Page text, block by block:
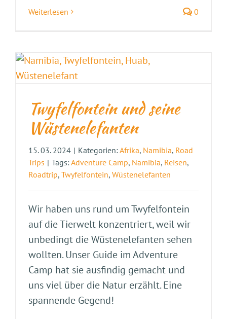
Weiterlesen 0
Twyfelfontein und seine
Wüstenelefanten
15. 03. 2024 | Kategorien:Afrika, Namibia, Road
Trips | Tags:Adventure Camp, Namibia, Reisen,
Roadtrip, Twyfelfontein, Wüstenelefanten
Wir haben uns rund um Twyfelfontein
auf die Tierwelt konzentriert, weil wir
unbedingt die Wüstenelefanten sehen
wollten. Unser Guide im Adventure
Camp hat sie ausfindig gemacht und
uns viel über die Natur erzählt. Eine
spannende Gegend!